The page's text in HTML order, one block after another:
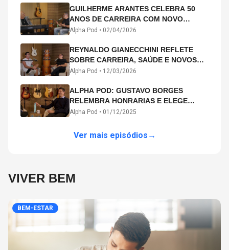
acompanham até hoje, quase trinta anos mais tarde:
"Bem Querer" e "Minha Menina". Em 2026, o astro
segue com o […]
GUILHERME ARANTES CELEBRA 50
ANOS DE CARREIRA COM NOVO
ÁLBUM INTERDIMENSIONAL E TURNÊ
Alpha Pod • 02/04/2026
REYNALDO GIANECCHINI REFLETE
SOBRE CARREIRA, SAÚDE E NOVOS
CAMINHOS ARTÍSTICOS NO ALPHA
Alpha Pod • 12/03/2026
ALPHA POD: GUSTAVO BORGES
RELEMBRA HONRARIAS E ELEGE
MICHAEL PHELPS O MAIOR ATLETA DA
Alpha Pod • 01/12/2025
Ver mais episódios →
VIVER BEM
BEM-ESTAR